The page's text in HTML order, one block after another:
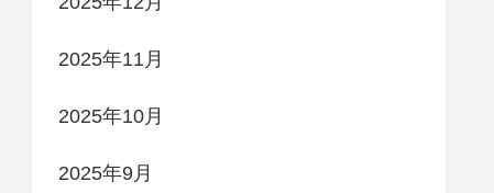
2025年11月
2025年10月
2025年9月